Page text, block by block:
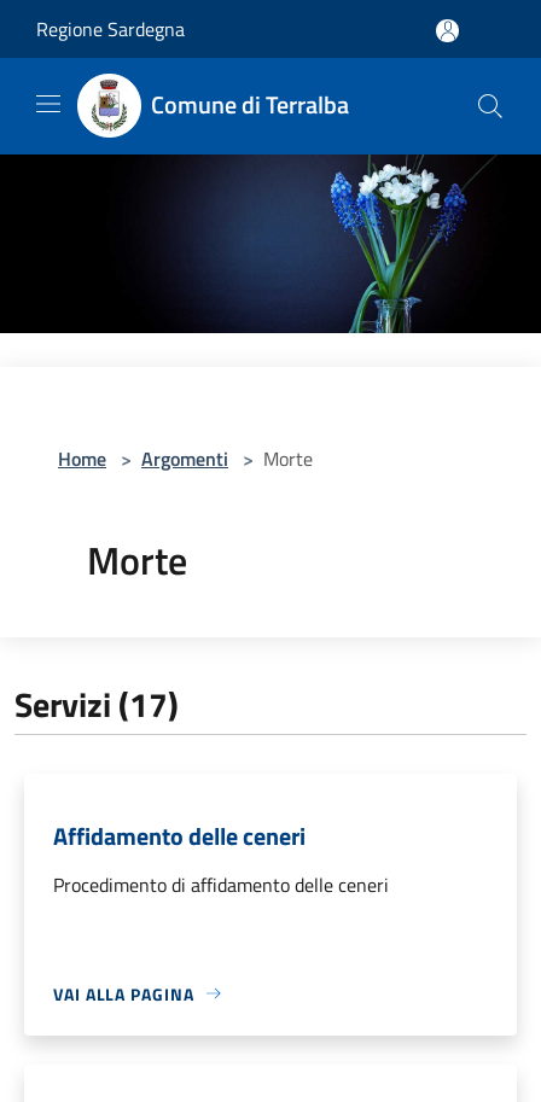
Regione Sardegna
Comune di Terralba
Home > Argomenti > Morte
Morte
Servizi (17)
Affidamento delle ceneri
Procedimento di affidamento delle ceneri
VAI ALLA PAGINA